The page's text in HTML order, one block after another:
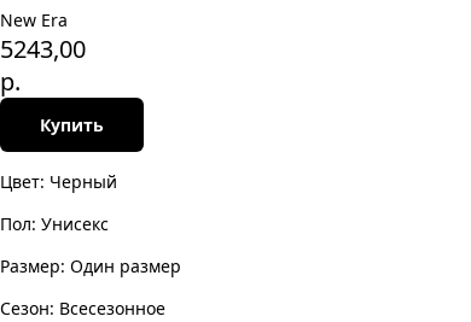
New Era
5243,00
р.
Купить
Цвет: Черный
Пол: Унисекс
Размер: Один размер
Сезон: Всесезонное